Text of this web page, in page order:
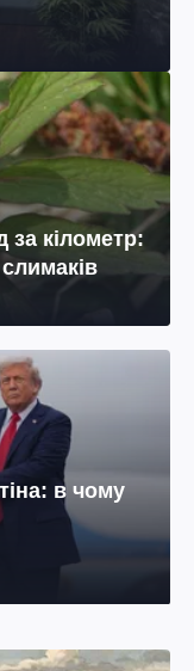
кілометр:
слимаків
в чому